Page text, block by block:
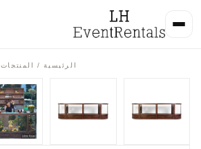
الرئيسية/ المنتجات